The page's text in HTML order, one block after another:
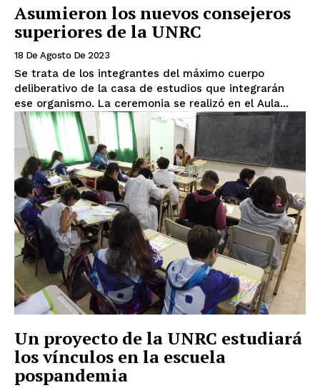
Asumieron los nuevos consejeros
superiores de la UNRC
18 De Agosto De 2023
Se trata de los integrantes del máximo cuerpo
deliberativo de la casa de estudios que integrarán
ese organismo. La ceremonia se realizó en el Aula...
Un proyecto de la UNRC estudiará
los vínculos en la escuela
pospandemia